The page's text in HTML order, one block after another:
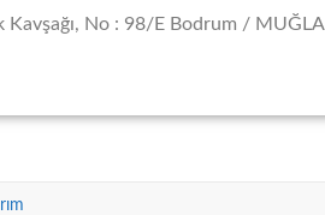
Kavşağı, No : 98/E Bodrum / MUĞLA